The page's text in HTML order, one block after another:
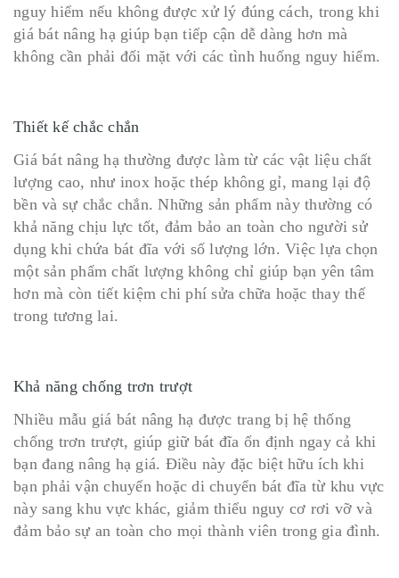
nguy hiểm nếu không được xử lý đúng cách, trong khi
giá bát nâng hạ giúp bạn tiếp cận dễ dàng hơn mà
không cần phải đối mặt với các tình huống nguy hiểm.
Thiết kế chắc chắn
Giá bát nâng hạ thường được làm từ các vật liệu chất
lượng cao, như inox hoặc thép không gỉ, mang lại độ
bền và sự chắc chắn. Những sản phẩm này thường có
khả năng chịu lực tốt, đảm bảo an toàn cho người sử
dụng khi chứa bát đĩa với số lượng lớn. Việc lựa chọn
một sản phẩm chất lượng không chỉ giúp bạn yên tâm
hơn mà còn tiết kiệm chi phí sửa chữa hoặc thay thế
trong tương lai.
Khả năng chống trơn trượt
Nhiều mẫu giá bát nâng hạ được trang bị hệ thống
chống trơn trượt, giúp giữ bát đĩa ổn định ngay cả khi
bạn đang nâng hạ giá. Điều này đặc biệt hữu ích khi
bạn phải vận chuyển hoặc di chuyển bát đĩa từ khu vực
này sang khu vực khác, giảm thiểu nguy cơ rơi vỡ và
đảm bảo sự an toàn cho mọi thành viên trong gia đình.